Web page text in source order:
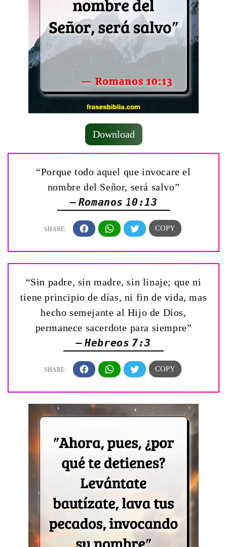
Download
“Porque todo aquel que invocare el
nombre del Señor, será salvo”
— Romanos 10:13
“Sin padre, sin madre, sin linaje; que ni
tiene principio de días, ni fin de vida, mas
hecho semejante al Hijo de Dios,
permanece sacerdote para siempre”
— Hebreos 7:3